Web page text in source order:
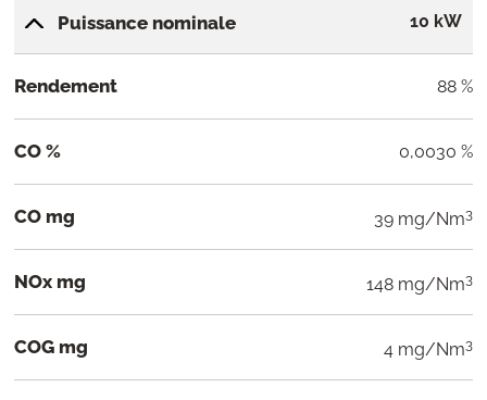
Puissance nominale 10 kW
Rendement 88 %
CO % 0,0030 %
CO mg 39 mg/Nm3
NOx mg 148 mg/Nm3
COG mg 4 mg/Nm3